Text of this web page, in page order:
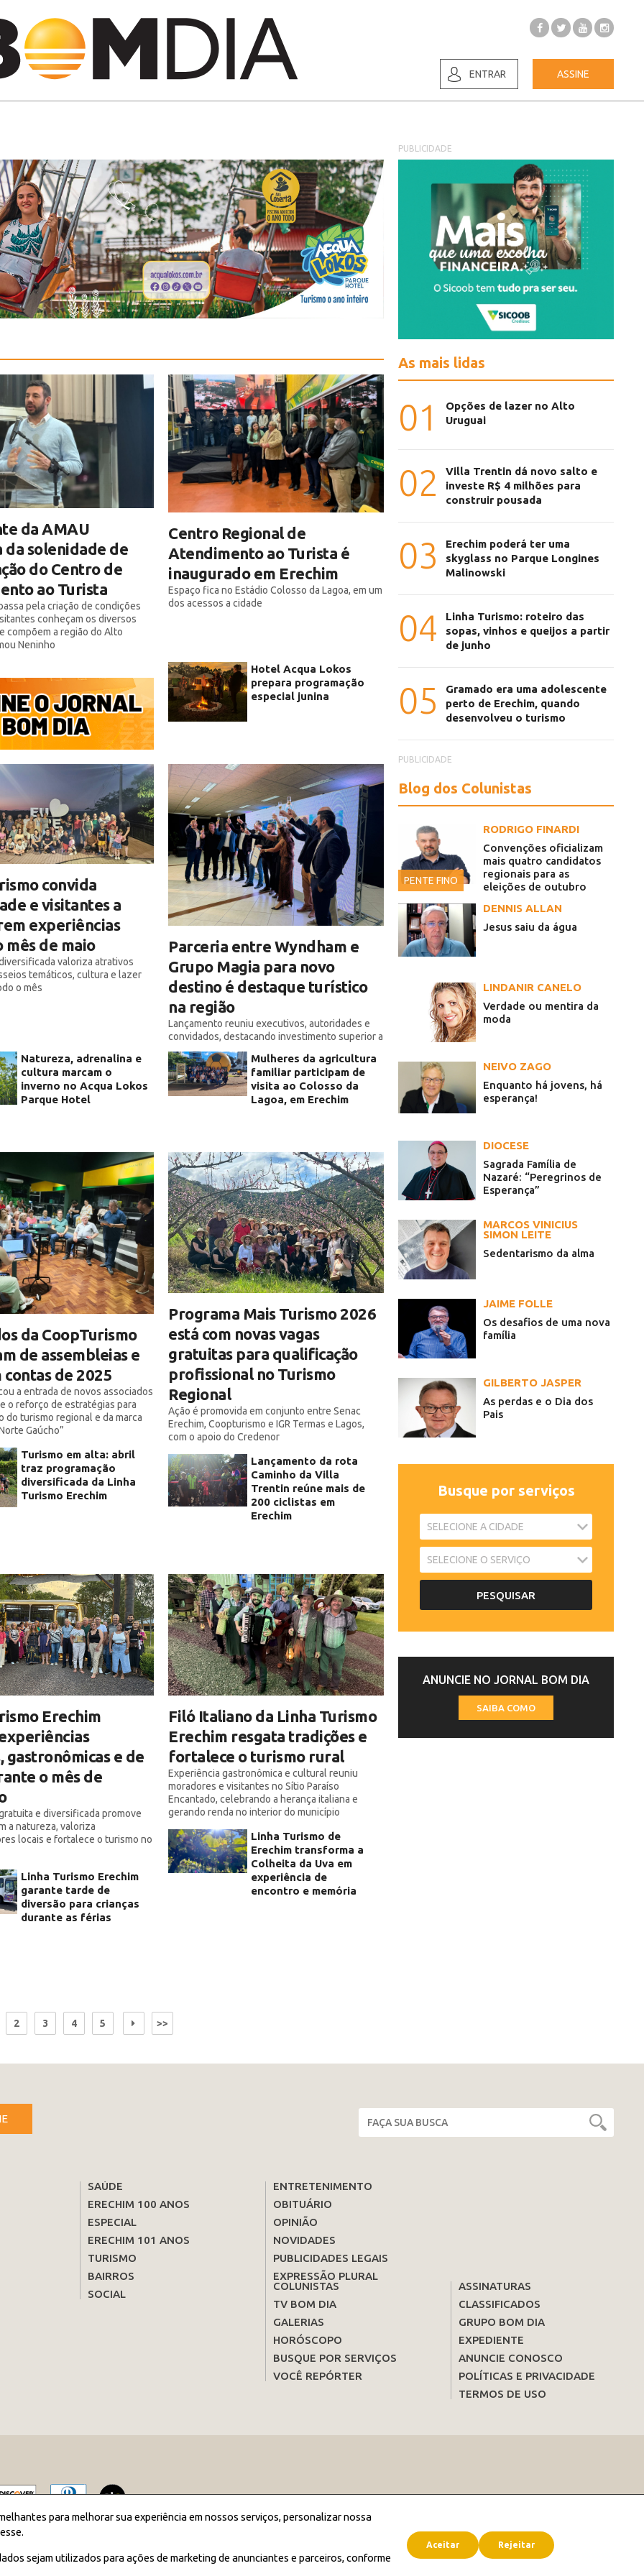
ENTRAR ASSINE
da AMAU
da solenidade de
do Centro de
ao Turista
pela criação de condições
conheçam os diversos
compõem a região do Alto
Neninho
Centro Regional de
Atendimento ao Turista é
inaugurado em Erechim
Espaço fica no Estádio Colosso da Lagoa, em um
dos acessos a cidade
Hotel Acqua Lokos
prepara programação
especial junina
convida
e visitantes a
experiências
mês de maio
valoriza atrativos
temáticos, cultura e lazer
o mês
Natureza, adrenalina e
cultura marcam o
inverno no Acqua Lokos
Parque Hotel
Parceria entre Wyndham e
Grupo Magia para novo
destino é destaque turístico
na região
Lançamento reuniu executivos, autoridades e
convidados, destacando investimento superior a
R$ 100 milhões liderado pelo Grupo Magia
Mulheres da agricultura
familiar participam de
visita ao Colosso da
Lagoa, em Erechim
da CoopTurismo
de assembleias e
de 2025
a entrada de novos associados
o reforço de estratégias para
do turismo regional e da marca
Gaúcho”
Turismo em alta: abril
traz programação
diversificada da Linha
Turismo Erechim
Programa Mais Turismo 2026
está com novas vagas
gratuitas para qualificação
profissional no Turismo
Regional
Ação é promovida em conjunto entre Senac
Erechim, Coopturismo e IGR Termas e Lagos,
com o apoio do Credenor
Lançamento da rota
Caminho da Villa
Trentin reúne mais de
200 ciclistas em
Erechim
Erechim
gastronômicas e de
o mês de
e diversificada promove
a natureza, valoriza
locais e fortalece o turismo no
Linha Turismo Erechim
garante tarde de
diversão para crianças
durante as férias
Filó Italiano da Linha Turismo
Erechim resgata tradições e
fortalece o turismo rural
Experiência gastronômica e cultural reuniu
moradores e visitantes no Sítio Paraíso
Encantado, celebrando a herança italiana e
gerando renda no interior do município
Linha Turismo de
Erechim transforma a
Colheita da Uva em
experiência de
encontro e memória
2 3 4 5 >>
PUBLICIDADE
As mais lidas
01
Opções de lazer no Alto
Uruguai
02
Villa Trentin dá novo salto e
investe R$ 4 milhões para
construir pousada
03
Erechim poderá ter uma
skyglass no Parque Longines
Malinowski
04
Linha Turismo: roteiro das
sopas, vinhos e queijos a partir
de junho
05
Gramado era uma adolescente
perto de Erechim, quando
desenvolveu o turismo
PUBLICIDADE
Blog dos Colunistas
PENTE FINO
RODRIGO FINARDI
Convenções oficializam
mais quatro candidatos
regionais para as
eleições de outubro
DENNIS ALLAN
Jesus saiu da água
LINDANIR CANELO
Verdade ou mentira da
moda
NEIVO ZAGO
Enquanto há jovens, há
esperança!
DIOCESE
Sagrada Família de
Nazaré: “Peregrinos de
Esperança”
MARCOS VINICIUS
SIMON LEITE
Sedentarismo da alma
JAIME FOLLE
Os desafios de uma nova
família
GILBERTO JASPER
As perdas e o Dia dos
Pais
Busque por serviços
ANUNCIE NO JORNAL BOM DIA
SAIBA COMO
SAÚDE
ERECHIM 100 ANOS
ESPECIAL
ERECHIM 101 ANOS
TURISMO
BAIRROS
SOCIAL
ENTRETENIMENTO
OBITUÁRIO
OPINIÃO
NOVIDADES
PUBLICIDADES LEGAIS
EXPRESSÃO PLURAL
COLUNISTAS
TV BOM DIA
GALERIAS
HORÓSCOPO
BUSQUE POR SERVIÇOS
VOCÊ REPÓRTER
ASSINATURAS
CLASSIFICADOS
GRUPO BOM DIA
EXPEDIENTE
ANUNCIE CONOSCO
POLÍTICAS E PRIVACIDADE
TERMOS DE USO
2026 JORNAL BOM DIA - Todos os direitos reservados
para melhorar sua experiência em nossos serviços, personalizar nossa
sejam utilizados para ações de marketing de anunciantes e parceiros, conforme
Aceitar Rejeitar